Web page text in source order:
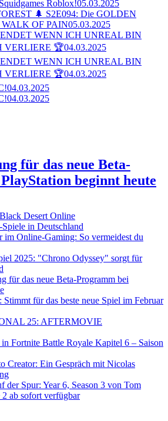
Roblox!05.03.2025
🌲 S2E094: Die GOLDEN
WALK OF PAIN05.03.2025
WENN ICH UNREAL BIN
VERLIERE 🏆04.03.2025
WENN ICH UNREAL BIN
VERLIERE 🏆04.03.2025
04.03.2025
04.03.2025
für das neue Beta-
beginnt heute
Desert Online
in Deutschland
im Online-Gaming: So vermeidest du
2025: "Chrono Odyssey" sorgt für
für das neue Beta-Programm bei
Stimmt für das beste neue Spiel im Februar
25: AFTERMOVIE
Fortnite Battle Royale Kapitel 6 – Saison
Creator: Ein Gespräch mit Nicolas
der Spur: Year 6, Season 3 von Tom
ab sofort verfügbar